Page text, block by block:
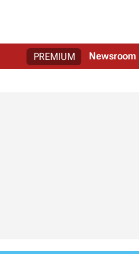
PREMIUM Newsroom